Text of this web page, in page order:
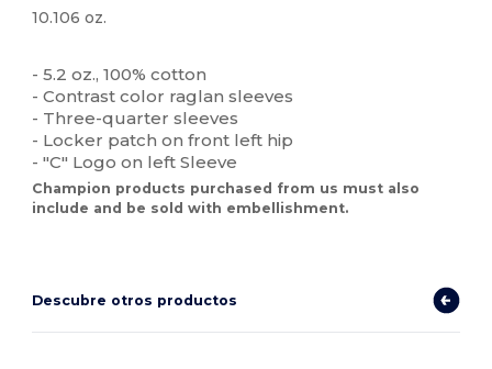
10.106 oz.
- 5.2 oz., 100% cotton
- Contrast color raglan sleeves
- Three-quarter sleeves
- Locker patch on front left hip
- "C" Logo on left Sleeve
Champion products purchased from us must also
include and be sold with embellishment.
Descubre otros productos